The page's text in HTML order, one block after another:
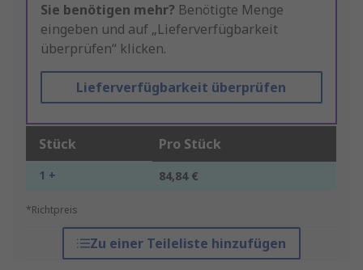
Sie benötigen mehr? Benötigte Menge
eingeben und auf „Lieferverfügbarkeit
überprüfen“ klicken.
Lieferverfügbarkeit überprüfen
Stück Pro Stück
1 + 84,84 €
*Richtpreis
Zu einer Teileliste hinzufügen